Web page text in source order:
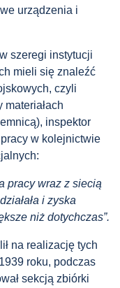
urządzenia i
szeregi instytucji
mieli się znaleźć
czyli
inspektor
w kolejnictwie
pracy wraz z siecią
i zyska
niż dotychczas”.
na realizację tych
roku, podczas
sekcją zbiórki